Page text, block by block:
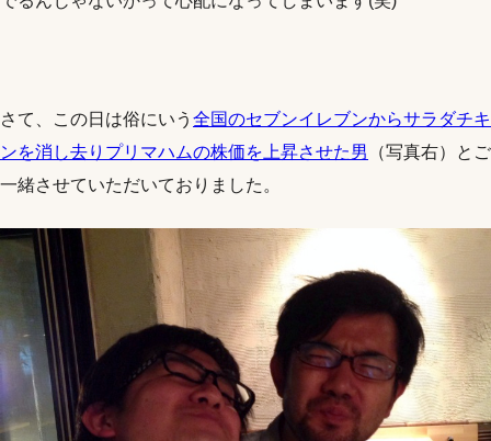
さて、この日は俗にいう 全国のセブンイレブンからサラダチキ
ンを消し去りプリマハムの株価を上昇させた男
（写真右）とご
一緒させていただいておりました。